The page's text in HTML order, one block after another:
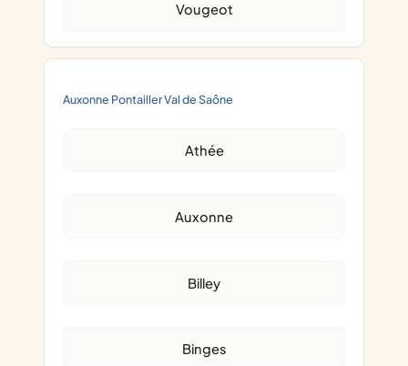
Vougeot
Auxonne Pontailler Val de Saône
Athée
Auxonne
Billey
Binges